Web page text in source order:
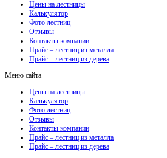
Цены на лестницы
Калькулятор
Фото лестниц
Отзывы
Контакты компании
Прайс – лестниц из металла
Прайс – лестниц из дерева
Меню сайта
Цены на лестницы
Калькулятор
Фото лестниц
Отзывы
Контакты компании
Прайс – лестниц из металла
Прайс – лестниц из дерева